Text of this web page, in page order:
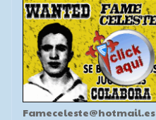
Fameceleste@hotmail.es